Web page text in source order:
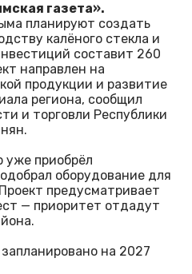
газета».
планируют создать
калёного стекла и
составит 260
направлен на
продукции и развитие
региона, сообщил
и торговли Республики
уже приобрёл
оборудование для
предусматривает
— приоритет отдадут
на 2027